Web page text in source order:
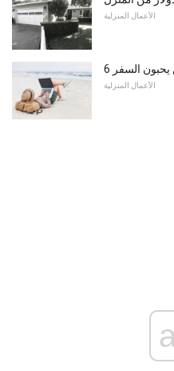
الأعمال المنزلية
يحبون السفر
الأعمال المنزلية